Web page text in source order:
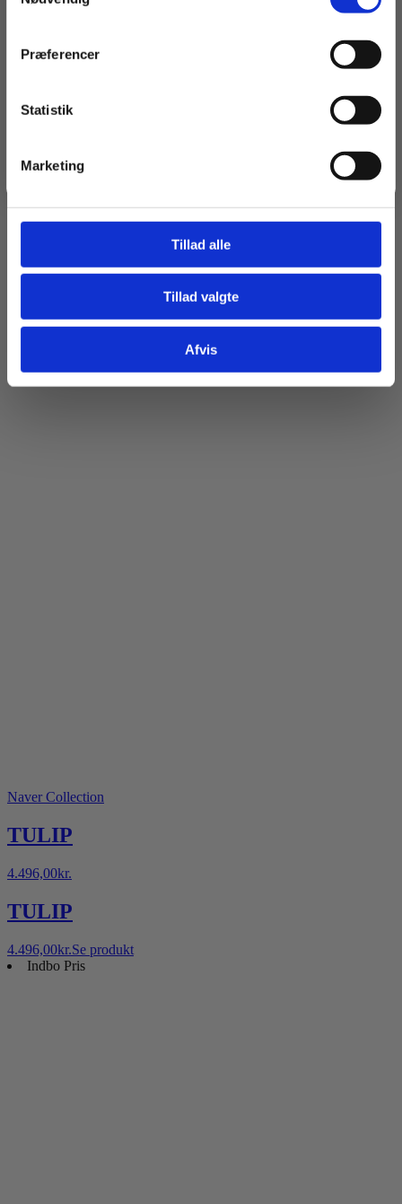
Præferencer
Statistik
Marketing
Tillad alle
Tillad valgte
Afvis
Naver Collection
TULIP
4.496,00kr.
TULIP
4.496,00kr.Se produkt
Indbo Pris